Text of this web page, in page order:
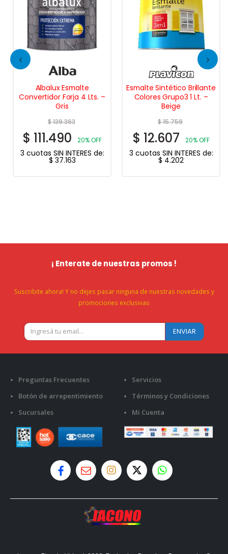
Albalux Esmalte
Convertidor Forja 4 Lts. –
Gris
$139.363
$ 111.490 20% OFF
3 cuotas SIN INTERES de:
$ 37.163
Esmalte Sintético Brillante
Colores Grupo3 1 Lt. –
Beige
$15.759
$ 12.607 20% OFF
3 cuotas SIN INTERES de:
$ 4.202
¡ Enterate de nuestras promos !
Suscribite ahora! Y no dejes pasar ninguna de nuestras novedades y
promociones exclusivas
Preguntas Frecuentes
Botón de arrepentimiento
Sucursales
Servicios
Términos y Condiciones
Mi Cuenta